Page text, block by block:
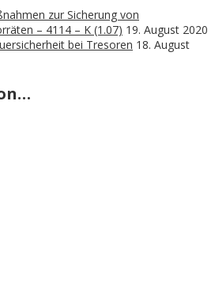
zur Sicherung von
– 4114 – K (1.07) 19. August 2020
bei Tresoren 18. August